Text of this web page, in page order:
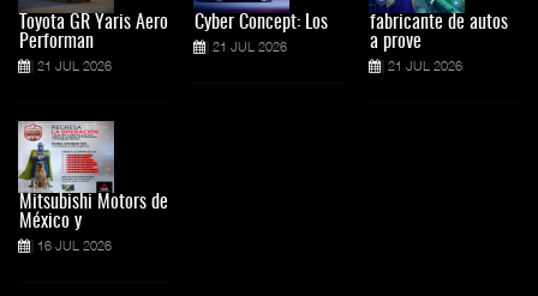
Toyota GR Yaris Aero
Performan
21 JUL 2026
Mitsubishi Motors de
México y
16 JUL 2026
Cyber Concept: Los
21 JUL 2026
fabricante de autos
a prove
21 JUL 2026